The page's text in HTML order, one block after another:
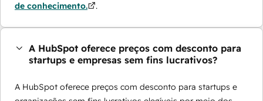
de conhecimento.
.
A HubSpot oferece preços com desconto para
startups e empresas sem fins lucrativos?
A HubSpot oferece preços com desconto para startups e